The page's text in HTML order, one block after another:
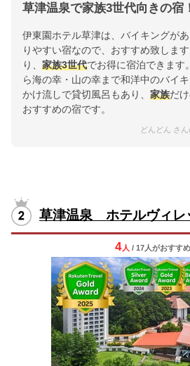
草津温泉で家族3世代向きの宿！
伊東園ホテル草津は、バイキングが
りやすい宿なので、おすすめ致しま
り、 家族3世代でお得に宿泊できます
ら海の幸・山の幸まで和洋中のバイキ
かけ流しで貸切風呂もあり、 家族だ
おすすめの宿です。
どんどん さ
草津温泉 ホテルヴィレ
4人 / 17人がおすすめ